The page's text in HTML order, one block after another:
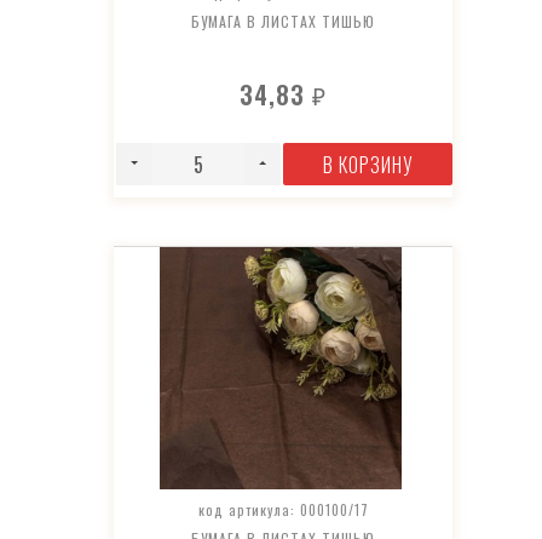
БУМАГА В ЛИСТАХ ТИШЬЮ
34,83₽
В КОРЗИНУ
код артикула: 000100/17